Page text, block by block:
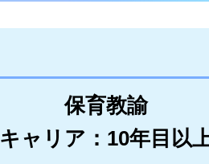
保育教諭
キャリア：10年目以